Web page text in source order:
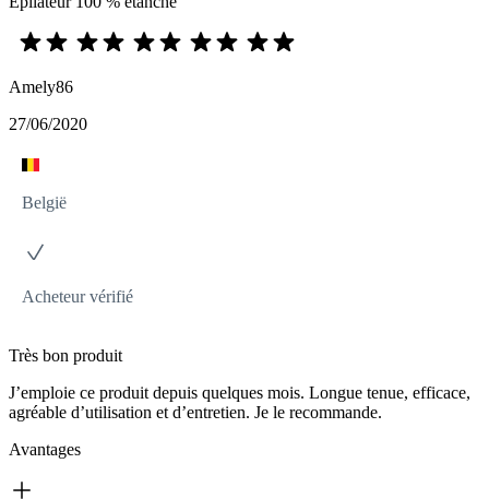
Amely86
27/06/2020
België
Acheteur vérifié
Très bon produit
J’emploie ce produit depuis quelques mois. Longue tenue, efficace,
agréable d’utilisation et d’entretien. Je le recommande.
Avantages